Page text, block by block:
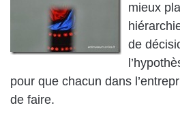
mieux
de
pour que chacun dans
de faire.